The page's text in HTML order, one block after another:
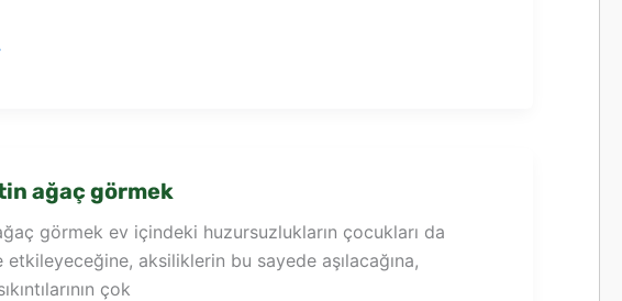
ağaç görmek
görmek ev içindeki huzursuzlukların çocukları da
aksiliklerin bu sayede aşılacağına,
çok